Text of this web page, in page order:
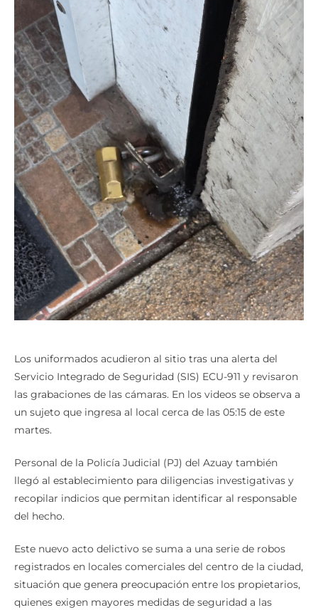
Los uniformados acudieron al sitio tras una alerta del
Servicio Integrado de Seguridad (SIS) ECU-911 y revisaron
las grabaciones de las cámaras. En los videos se observa a
un sujeto que ingresa al local cerca de las 05:15 de este
martes.
Personal de la Policía Judicial (PJ) del Azuay también
llegó al establecimiento para diligencias investigativas y
recopilar indicios que permitan identificar al responsable
del hecho.
Este nuevo acto delictivo se suma a una serie de robos
registrados en locales comerciales del centro de la ciudad,
situación que genera preocupación entre los propietarios,
quienes exigen mayores medidas de seguridad a las